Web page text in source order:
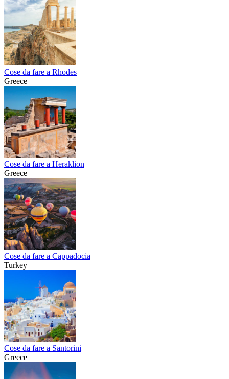
Cose da fare a Rhodes
Greece
Cose da fare a Heraklion
Greece
Cose da fare a Cappadocia
Turkey
Cose da fare a Santorini
Greece